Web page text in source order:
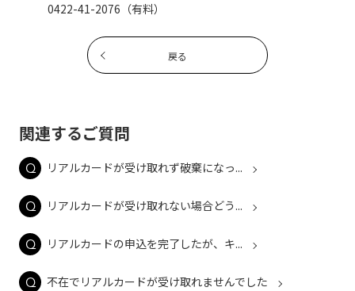
0422-41-2076（有料）
戻る
関連するご質問
リアルカードが受け取れず破棄になっ...
リアルカードが受け取れない場合どう...
リアルカードの申込を完了したが、キ...
不在でリアルカードが受け取れませんでした